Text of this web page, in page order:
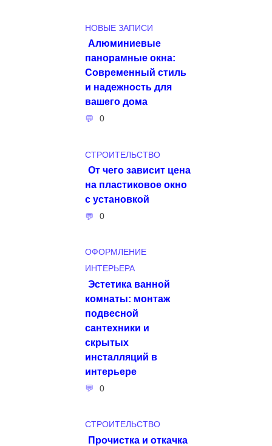
НОВЫЕ ЗАПИСИ
Алюминиевые
панорамные окна:
Современный стиль
и надежность для
вашего дома
0
СТРОИТЕЛЬСТВО
От чего зависит цена
на пластиковое окно
с установкой
0
ОФОРМЛЕНИЕ
ИНТЕРЬЕРА
Эстетика ванной
комнаты: монтаж
подвесной
сантехники и
скрытых
инсталляций в
интерьере
0
СТРОИТЕЛЬСТВО
Прочистка и откачка